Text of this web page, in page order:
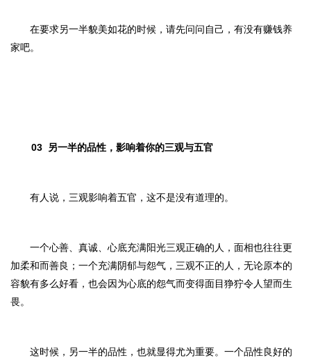
在要求另一半貌美如花的时候，请先问问自己，有没有赚钱养
家吧。
03 另一半的品性，影响着你的三观与五官
有人说，三观影响着五官，这不是没有道理的。
一个心善、真诚、心底充满阳光三观正确的人，面相也往往更
加柔和而善良；一个充满阴郁与怨气，三观不正的人，无论原本的
容貌有多么好看，也会因为心底的怨气而变得面目狰狞令人望而生
畏。
这时候，另一半的品性，也就显得尤为重要。一个品性良好的